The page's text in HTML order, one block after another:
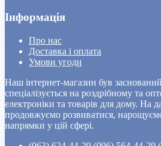
Інформація
Про нас
Доставка і оплата
Умови угоди
Наш інтернет-магазин був
спеціалізується на роздрібному та
електроніки та товарів для дому. На
продовжуємо розвиватися,
напрямки у цій сфері.